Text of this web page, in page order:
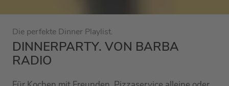
Die perfekte Dinner Playlist.
DINNERPARTY. VON BARBA
RADIO